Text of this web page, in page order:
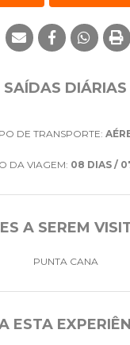
SAÍDAS DIÁRIAS
DE TRANSPORTE:
DA VIAGEM: 08 DIAS /
A SEREM
PUNTA CANA
ESTA